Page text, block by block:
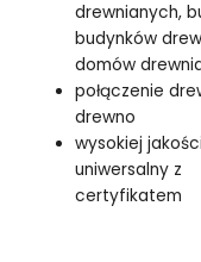
drewnianych,
budynków
domów
połączenie
drewno
wysokiej
uniwersalny z
certyfikatem